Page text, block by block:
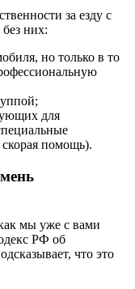
за езду с
них:
но только в то
для
помощь).
мы уже с вами
РФ об
что это